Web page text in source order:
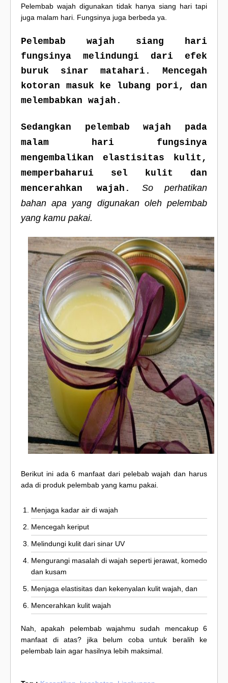
Pelembab wajah digunakan tidak hanya siang hari tapi
juga malam hari. Fungsinya juga berbeda ya.
Pelembab wajah siang hari
fungsinya melindungi dari efek
buruk sinar matahari. Mencegah
kotoran masuk ke lubang pori, dan
melembabkan wajah.
Sedangkan pelembab wajah pada
malam hari fungsinya
mengembalikan elastisitas kulit,
memperbaharui sel kulit dan
mencerahkan wajah.
So perhatikan
bahan apa yang digunakan oleh pelembab
yang kamu pakai.
Berikut ini ada 6 manfaat dari pelebab wajah dan harus
ada di produk pelembab yang kamu pakai.
Menjaga kadar air di wajah
Mencegah keriput
Melindungi kulit dari sinar UV
Mengurangi masalah di wajah seperti jerawat, komedo
dan kusam
Menjaga elastisitas dan kekenyalan kulit wajah, dan
Mencerahkan kulit wajah
Nah, apakah pelembab wajahmu sudah mencakup 6
manfaat di atas? jika belum coba untuk beralih ke
pelembab lain agar hasilnya lebih maksimal.